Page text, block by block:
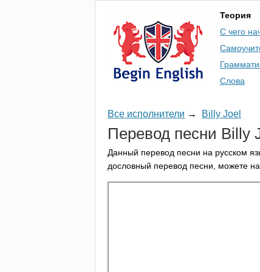
Теория
С чего
Слова
Все исполнители → Billy Joel
Перевод песни Billy
Данный перевод песни на русском
дословный перевод песни, можете